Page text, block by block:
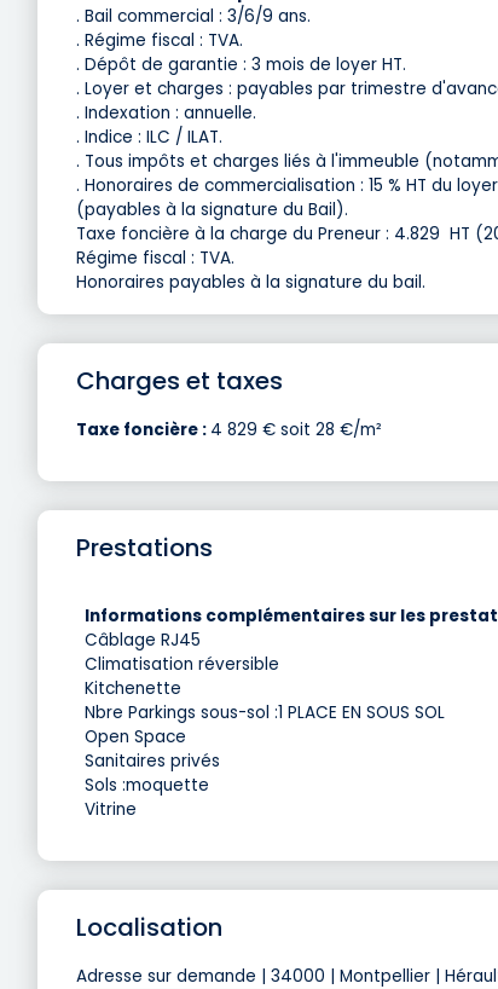
. Bail commercial : 3/6/9 ans.
. Régime fiscal : TVA.
. Dépôt de garantie : 3 mois de loyer HT.
. Loyer et charges : payables par trimestre
. Indexation : annuelle.
. Indice : ILC / ILAT.
. Tous impôts et charges liés à l'immeuble
. Honoraires de commercialisation : 15 % HT du
(payables à la signature du Bail).
Taxe foncière à la charge du Preneur : 4.829  HT
Régime fiscal : TVA.
Honoraires payables à la signature du bail.
Charges et taxes
Taxe foncière : 4 829 € soit 28 €/m²
Prestations
Informations complémentaires sur les
Câblage RJ45
Climatisation réversible
Kitchenette
Nbre Parkings sous-sol :1 PLACE EN SOUS SOL
Open Space
Sanitaires privés
Sols :moquette
Vitrine
Localisation
Adresse sur demande | 34000 | Montpellier |